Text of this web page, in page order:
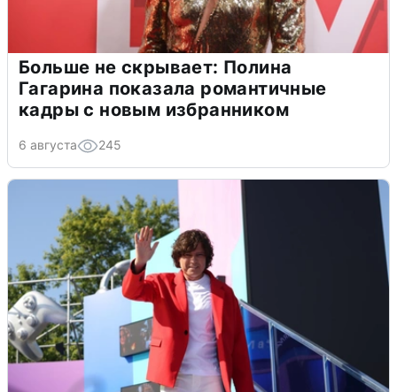
Больше не скрывает: Полина
Гагарина показала романтичные
кадры с новым избранником
6 августа 245